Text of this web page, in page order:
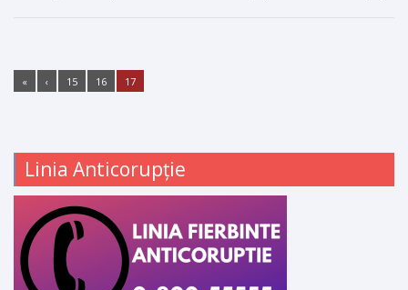
« ‹ 15 16 17
Linia Anticorupție